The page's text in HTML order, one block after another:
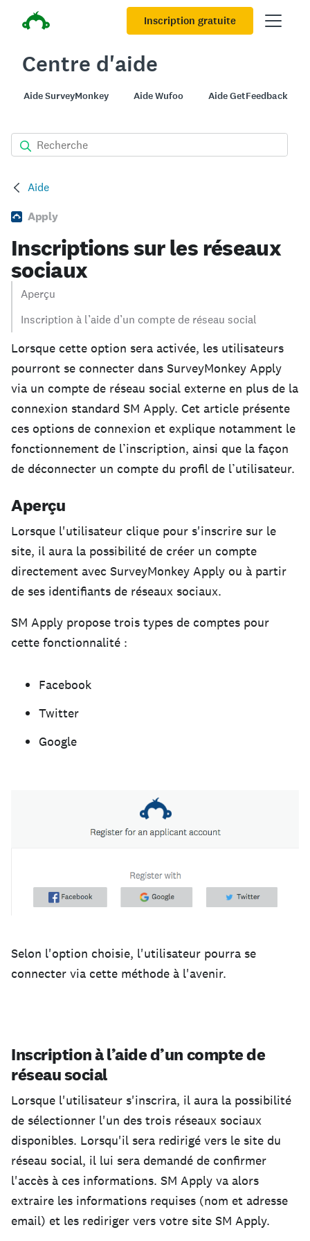
Inscription gratuite
Centre d'aide
Aide SurveyMonkey Aide Wufoo Aide GetFeedback
Aide
Apply
Inscriptions sur les réseaux
sociaux
Aperçu
Inscription à l’aide d’un compte de réseau social
Lorsque cette option sera activée, les utilisateurs
pourront se connecter dans SurveyMonkey Apply
via un compte de réseau social externe en plus de la
connexion standard SM Apply. Cet article présente
ces options de connexion et explique notamment le
fonctionnement de l’inscription, ainsi que la façon
de déconnecter un compte du profil de l’utilisateur.
Aperçu
Lorsque l'utilisateur clique pour s'inscrire sur le
site, il aura la possibilité de créer un compte
directement avec SurveyMonkey Apply ou à partir
de ses identifiants de réseaux sociaux.
SM Apply propose trois types de comptes pour
cette fonctionnalité :
Facebook
Twitter
Google
Selon l'option choisie, l'utilisateur pourra se
connecter via cette méthode à l'avenir.
Inscription à l’aide d’un compte de
réseau social
Lorsque l'utilisateur s'inscrira, il aura la possibilité
de sélectionner l'un des trois réseaux sociaux
disponibles. Lorsqu'il sera redirigé vers le site du
réseau social, il lui sera demandé de confirmer
l'accès à ces informations. SM Apply va alors
extraire les informations requises (nom et adresse
email) et les rediriger vers votre site SM Apply.